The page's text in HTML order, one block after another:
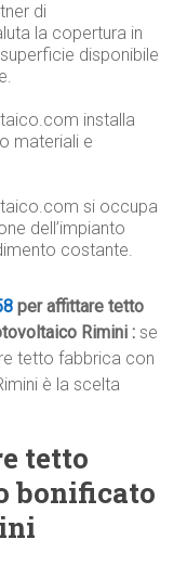
di
la copertura in
disponibile
installa
materiali e
si occupa
dell’impianto
costante.
per affittare tetto
Rimini : se
tetto fabbrica con
è la scelta
tetto
bonificato